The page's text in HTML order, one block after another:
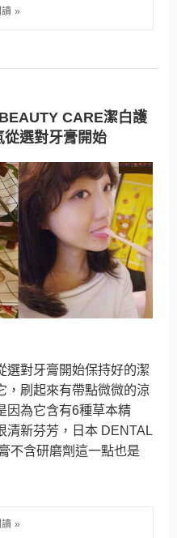
CARE潔白護
選對牙膏開始
選對牙膏開始保持好的潔
，刷起來有帶點微微的涼
因為它含有6種草本精
清新芬芳，日本 DENTAL
不含研磨劑這一點也是